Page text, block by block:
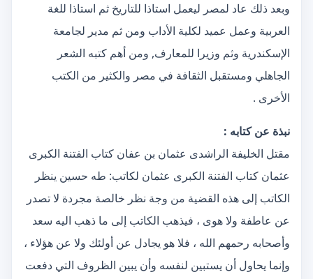
وبعد ذلك عاد لمصر ليعمل استاذا للتاريخ ثم استاذا للغة
العربية وعمل عميد لكلية الأداب ومن ثم مدير لجامعة
الإسكندرية وثم وزيرا للمعارف, ومن أهم كتبه الشعر
الجاهلي ومستقبل الثقافة في مصر والكثير من الكتب
الأخرى .
نبذة عن كتابه :
مقتل الخليفة الراشدى عثمان بن عفان كتاب الفتنة الكبرى
عثمان كتاب الفتنة الكبرى عثمان لكاتب: طه حسين ينظر
الكاتب إلى هذه القضية من وجة نظر خالصة مجردة لا تصدر
عن عاطفة ولا هوى ، فيذهب الكاتب إلى ما ذهب اليه سعد
وأصحابه رحمهم الله ، فلا هو يجادل عن أولئك ولا عن هؤلاء ،
وإنما يحاول أن يستبين لنفسه وأن يبين الظروف التي دفعت